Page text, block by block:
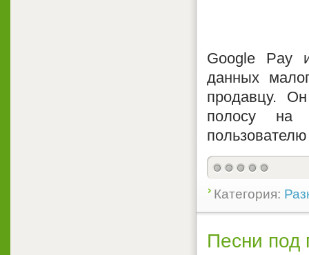
Google Pay
данных
продавцу.
полосу на
пользователю
Категория:
Песни под